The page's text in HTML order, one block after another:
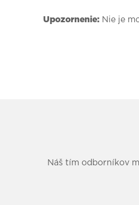
Upozornenie: Nie je
Náš tím odborníkov